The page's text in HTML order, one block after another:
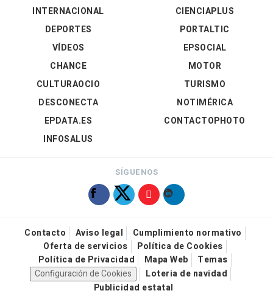
INTERNACIONAL
DEPORTES
VÍDEOS
CIENCIAPLUS
PORTALTIC
EPSOCIAL
CHANCE
CULTURAOCIO
DESCONECTA
EPDATA.ES
INFOSALUS
MOTOR
TURISMO
NOTIMÉRICA
CONTACTOPHOTO
SÍGUENOS
Contacto Aviso legal
Cumplimiento normativo
Oferta de servicios
Política de Cookies
Política de Privacidad
Mapa Web
Temas
Configuración de Cookies
Loteria de navidad
Publicidad estatal